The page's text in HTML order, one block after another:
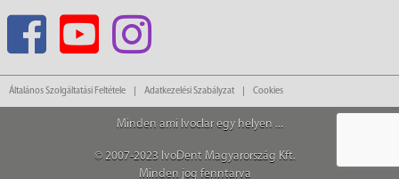
Általános Szolgáltatási Feltétele Adatkezelési Szabályzat Cookies
© 2007-2023 IvoDent Magyarország Kft.
Minden jog fenntarva
Minden ami Ivoclar egy helyen ...